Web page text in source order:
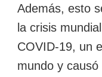
Además, esto
la crisis
COVID-19, un
mundo y